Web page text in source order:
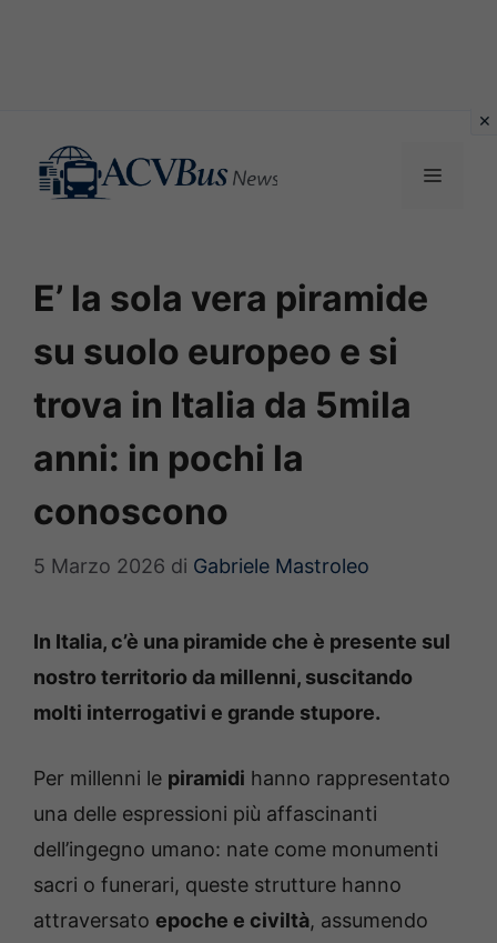
contenuto
MENU
E’ la sola vera piramide
su suolo europeo e si
trova in Italia da 5mila
anni: in pochi la
conoscono
5 Marzo 2026 di Gabriele Mastroleo
In Italia, c’è una piramide che è presente sul
nostro territorio da millenni, suscitando
molti interrogativi e grande stupore.
Per millenni le piramidi hanno rappresentato
una delle espressioni più affascinanti
dell’ingegno umano: nate come monumenti
sacri o funerari, queste strutture hanno
attraversato epoche e civiltà, assumendo